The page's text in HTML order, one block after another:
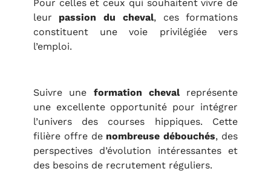
Pour celles et ceux qui souhaitent vivre de
leur passion du cheval, ces formations
constituent une voie privilégiée vers
l’emploi.
Suivre une formation chevalreprésente
une excellente opportunité pour intégrer
l’univers des courses hippiques. Cette
filière offre de nombreuse débouchés, des
perspectives d’évolution intéressantes et
des besoins de recrutement réguliers.